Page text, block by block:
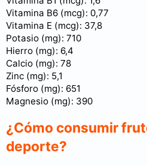
Vitamina B6 (mcg): 0,77
Vitamina E (mcg): 37,8
Potasio (mg): 710
Hierro (mg): 6,4
Calcio (mg): 78
Zinc (mg): 5,1
Fósforo (mg): 651
Magnesio (mg): 390
¿Cómo consumir
deporte?